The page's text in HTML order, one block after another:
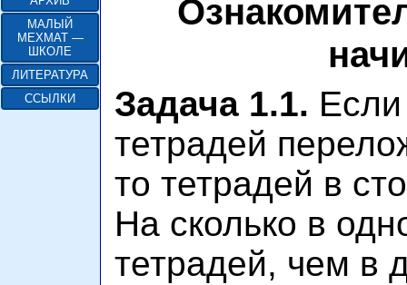
МАЛЫЙ
МЕХМАТ —
ШКОЛЕ
ЛИТЕРАТУРА
ССЫЛКИ
Задача 1.1.
тетрадей
то тетрадей в
На сколько в
тетрадей, чем в